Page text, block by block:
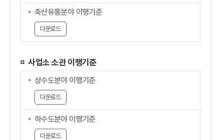
축산유통분야 이행기준
다운로드
사업소 소관 이행기준
상수도분야 이행기준
다운로드
하수도분야 이행기준
다운로드